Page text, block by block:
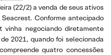
(22/2) a venda de seus ativos
Conforme antecipado
vinha negociando diretamente
2021, quando foi selecionada
quatro concessões